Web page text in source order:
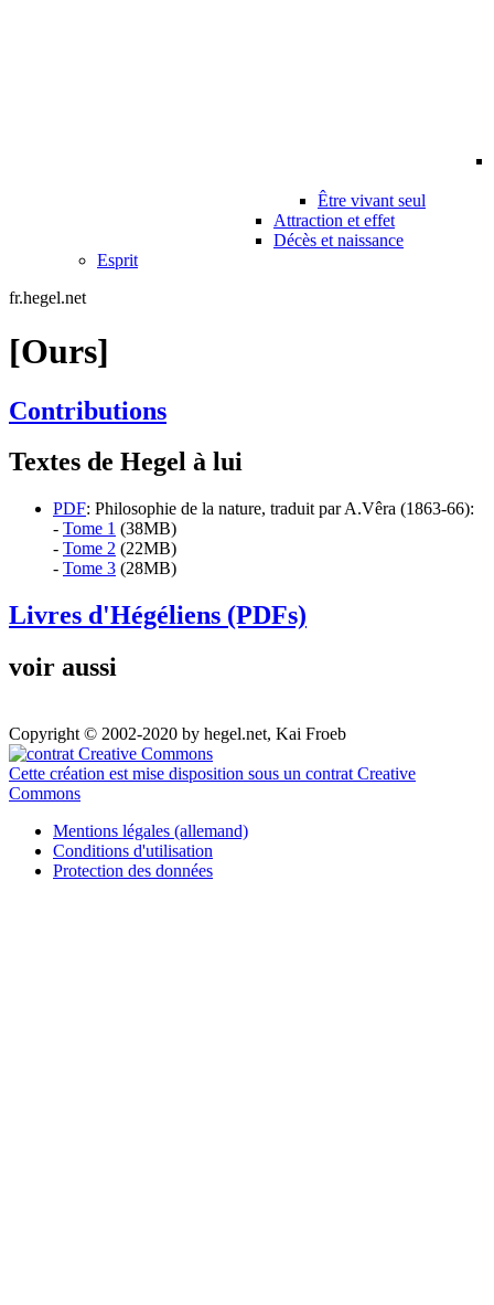
Être vivant seul
Attraction et effet
Décès et naissance
Esprit
fr.hegel.net
[Ours]
Contributions
Textes de Hegel à lui
PDF: Philosophie de la nature, traduit par A.Vêra (1863-66):
- Tome 1 (38MB)
- Tome 2 (22MB)
- Tome 3 (28MB)
Livres d'Hégéliens (PDFs)
voir aussi
Copyright © 2002-2020 by hegel.net, Kai Froeb
Cette création est mise disposition sous un contrat Creative
Commons
Mentions légales (allemand)
Conditions d'utilisation
Protection des données